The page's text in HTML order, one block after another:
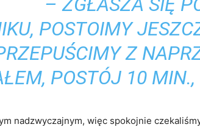
POSTOIMY
Z
POSTÓJ 10
nadzwyczajnym, więc spokojnie